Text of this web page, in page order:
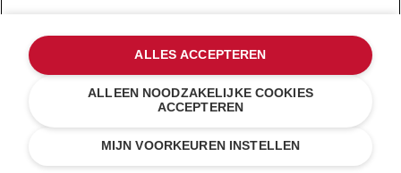
Kosten besparen€ 159,80
MIJN VOORKEUREN INSTELLEN
ALLEEN NOODZAKELIJKE COOKIES
ACCEPTEREN
ALLES ACCEPTEREN